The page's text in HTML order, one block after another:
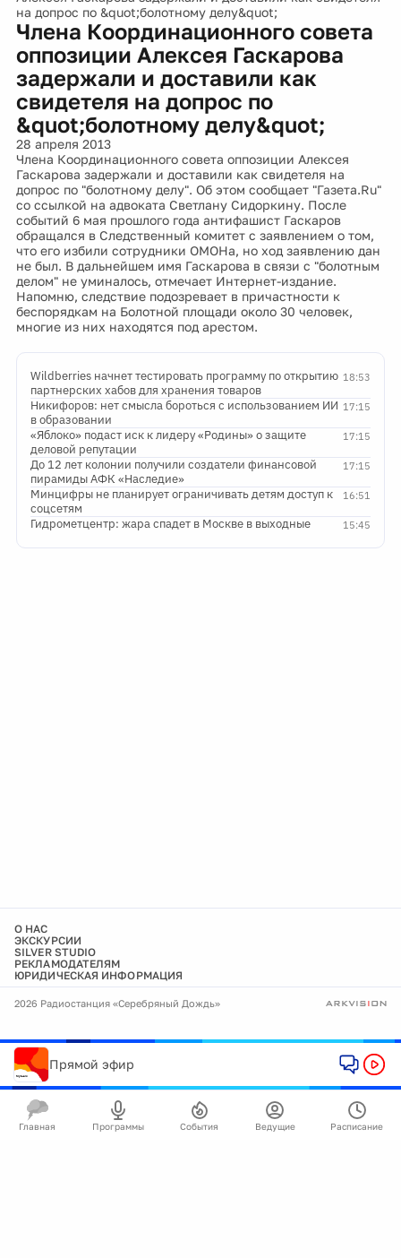
на допрос по &quot;болотному делу&quot;
Члена Координационного совета
оппозиции Алексея Гаскарова
задержали и доставили как
свидетеля на допрос по
&quot;болотному делу&quot;
28 апреля 2013
Члена Координационного совета оппозиции Алексея
Гаскарова задержали и доставили как свидетеля на
допрос по "болотному делу". Об этом сообщает "Газета.Ru"
со ссылкой на адвоката Светлану Сидоркину. После
событий 6 мая прошлого года антифашист Гаскаров
обращался в Следственный комитет с заявлением о том,
что его избили сотрудники ОМОНа, но ход заявлению дан
не был. В дальнейшем имя Гаскарова в связи с "болотным
делом" не уминалось, отмечает Интернет-издание.
Напомню, следствие подозревает в причастности к
беспорядкам на Болотной площади около 30 человек,
многие из них находятся под арестом.
18:53
Wildberries начнет тестировать программу по открытию
партнерских хабов для хранения товаров
17:15
Никифоров: нет смысла бороться с использованием ИИ
в образовании
17:15
«Яблоко» подаст иск к лидеру «Родины» о защите
деловой репутации
17:15
До 12 лет колонии получили создатели финансовой
пирамиды АФК «Наследие»
16:51
Минцифры не планирует ограничивать детям доступ к
соцсетям
15:45
Гидрометцентр: жара спадет в Москве в выходные
О НАС
ЭКСКУРСИИ
SILVER STUDIO
РЕКЛАМОДАТЕЛЯМ
ЮРИДИЧЕСКАЯ ИНФОРМАЦИЯ
2026 Радиостанция «Серебряный Дождь»
Прямой эфир
Главная Программы События Ведущие Расписание